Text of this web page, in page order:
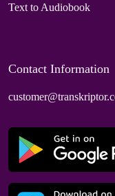
Text to Audiobook
Contact Information